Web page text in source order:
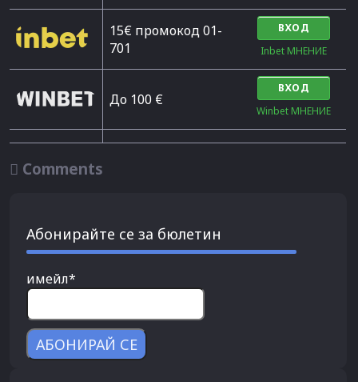
15€ промокод 01-
701
ВХОД
Inbet МНЕНИЕ
До 100 €
ВХОД
Winbet МНЕНИЕ
 Comments
Абонирайте се за бюлетин
имейл*